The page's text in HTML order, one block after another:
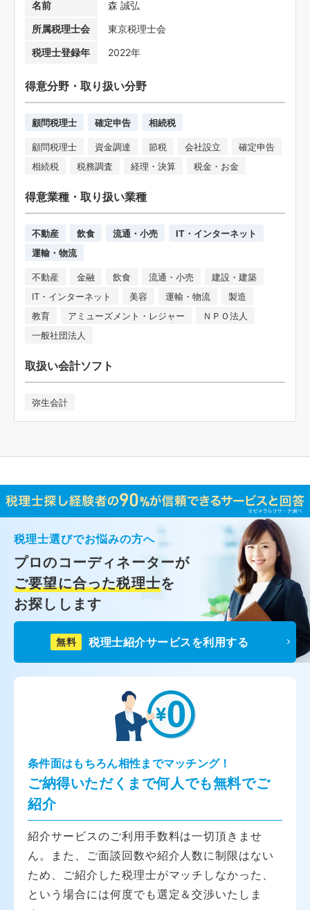
名前
森 誠弘
所属税理士会
東京税理士会
税理士登録年
2022年
得意分野・取り扱い分野
顧問税理士 確定申告 相続税
顧問税理士 資金調達 節税 会社設立
確定申告
相続税
税務調査 経理・決算 税金・お金
得意業種・取り扱い業種
不動産 飲食 流通・小売
IT・インターネット
運輸・物流
不動産 金融 飲食 流通・小売
建設・建築
IT・インターネット
美容 運輸・物流
製造
教育
アミューズメント・レジャー
ＮＰＯ法人
一般社団法人
取扱い会計ソフト
弥生会計
税理士選びでお悩みの方へ
プロのコーディネーターが
ご要望に合った税理士を
お探しします
無料 税理士紹介サービスを利用する
条件面はもちろん相性までマッチング！
ご納得いただくまで何人でも無料でご
紹介
紹介サービスのご利用手数料は一切頂きませ
ん。また、ご面談回数や紹介人数に制限はない
ため、ご紹介した税理士がマッチしなかった、
という場合には何度でも選定＆交渉いたしま